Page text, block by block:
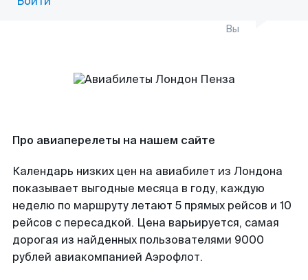
Вы
Про авиаперелеты на нашем сайте
Календарь низких цен на авиабилет из Лондона
показывает выгодные месяца в году, каждую
неделю по маршруту летают 5 прямых рейсов и 10
рейсов с пересадкой. Цена варьируется, самая
дорогая из найденных пользователями 9000
рублей авиакомпанией Аэрофлот.